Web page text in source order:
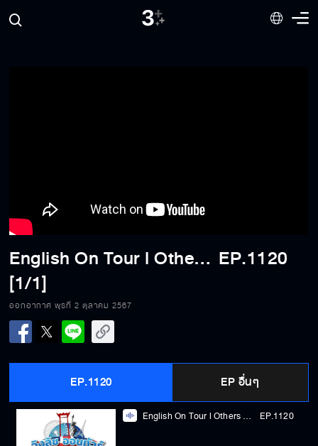
English On Tour l Others EP.3 EP.1120
[1/1]
ออกอากาศ พุธที่ 2 ตุลาคม 2567
EP.1120 EP อื่นๆ
English On Tour l Others EP.3 EP.1120